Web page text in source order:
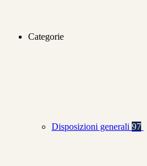
Categorie
Disposizioni generali 97